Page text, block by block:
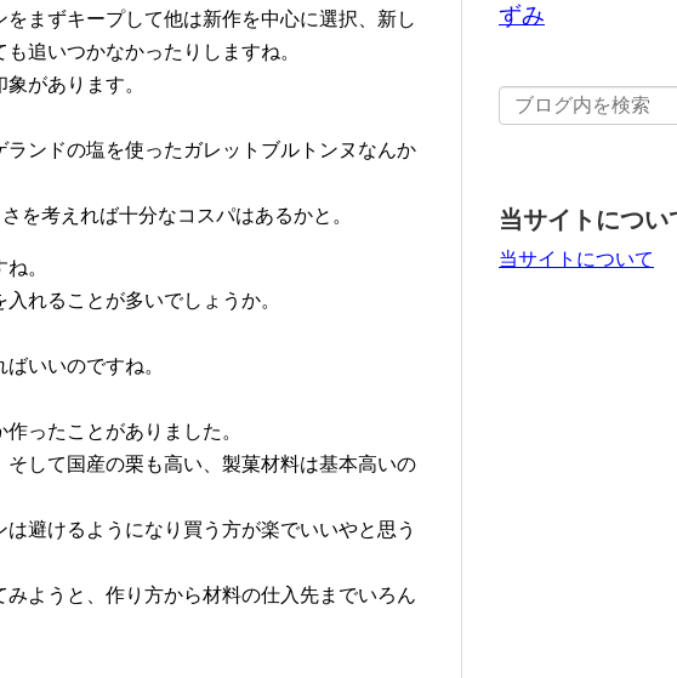
まずキープして他は新作を中心に選択、新し
追いつかなかったりしますね。
があります。
ンドの塩を使ったガレットブルトンヌなんか
を考えれば十分なコスパはあるかと。
。
れることが多いでしょうか。
いいのですね。
ったことがありました。
して国産の栗も高い、製菓材料は基本高いの
避けるようになり買う方が楽でいいやと思う
ようと、作り方から材料の仕入先までいろん
ずみ
当サイトについ
当サイトについて